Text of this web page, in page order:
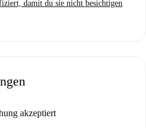
damit du sie nicht besichtigen
akzeptiert